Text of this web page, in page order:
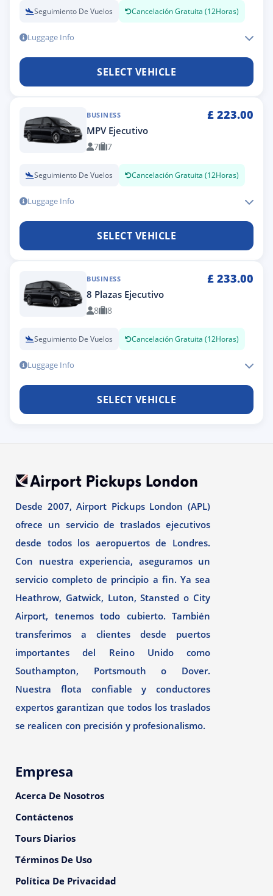
Seguimiento De Vuelos Cancelación Gratuita (12Horas)
Luggage Info
SELECT VEHICLE
BUSINESS £ 223.00
MPV Ejecutivo
7 7
Seguimiento De Vuelos Cancelación Gratuita (12Horas)
Luggage Info
SELECT VEHICLE
BUSINESS £ 233.00
8 Plazas Ejecutivo
8 8
Seguimiento De Vuelos Cancelación Gratuita (12Horas)
Luggage Info
SELECT VEHICLE
Desde 2007, Airport Pickups London (APL)
ofrece un servicio de traslados ejecutivos
desde todos los aeropuertos de Londres.
Con nuestra experiencia, aseguramos un
servicio completo de principio a fin. Ya sea
Heathrow, Gatwick, Luton, Stansted o City
Airport, tenemos todo cubierto. También
transferimos a clientes desde puertos
importantes del Reino Unido como
Southampton, Portsmouth o Dover.
Nuestra flota confiable y conductores
expertos garantizan que todos los traslados
se realicen con precisión y profesionalismo.
Empresa
Acerca De Nosotros
Contáctenos
Tours Diarios
Términos De Uso
Política De Privacidad